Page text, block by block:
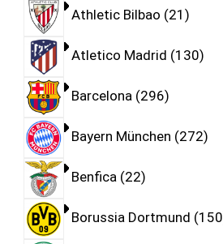
Athletic Bilbao 21
Atletico Madrid 130
Barcelona 296
Bayern München 272
Benfica 22
Borussia Dortmund 150